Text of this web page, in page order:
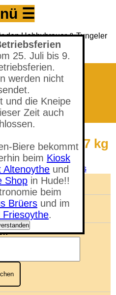
25. Juli bis 9.
werden nicht
und die Kneipe
Zeit auch
Biere bekommt
beim Kiosk
Altenoythe und
Shopin Hude!!
beim
Brüersund im
Friesoythe.
den Hobbybrauer & Tungeler
seit 2017
Krug seit 1903
☰
Cerveza 1,7 kg
12/2025
Abteilung:B i e r k i t s
anzeigen
0
€